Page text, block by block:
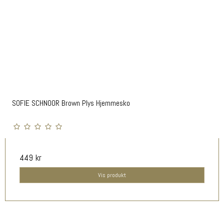
SOFIE SCHNOOR Brown Plys Hjemmesko
449 kr
Vis produkt